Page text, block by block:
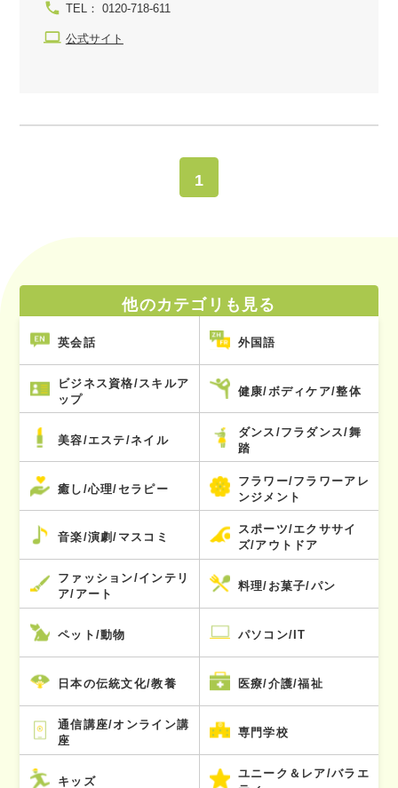
TEL： 0120-718-611
公式サイト
1
他のカテゴリも見る
英会話 外国語
ビジネス資格/スキルア
ップ
健康/ボディケア/整体
美容/エステ/ネイル
ダンス/フラダンス/舞
踏
癒し/心理/セラピー
フラワー/フラワーアレ
ンジメント
音楽/演劇/マスコミ
スポーツ/エクササイ
ズ/アウトドア
ファッション/インテリ
ア/アート
料理/お菓子/パン
ペット/動物 パソコン/IT
日本の伝統文化/教養 医療/介護/福祉
通信講座/オンライン講
座
専門学校
キッズ
ユニーク＆レア/バラエ